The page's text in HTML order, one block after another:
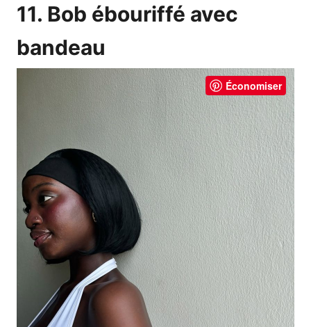
11. Bob ébouriffé avec
bandeau
Économiser